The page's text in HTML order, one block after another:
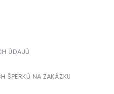
ÚDAJŮ
ŠPERKŮ NA ZAKÁZKU